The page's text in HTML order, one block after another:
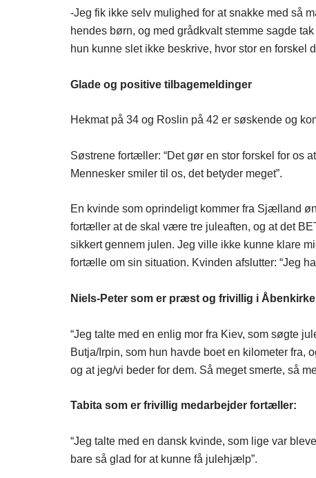
-Jeg fik ikke selv mulighed for at snakke med så
hendes børn, og med grådkvalt stemme sagde
hun kunne slet ikke beskrive, hvor stor en forskel
Glade og positive tilbagemeldinger
Hekmat på 34 og Roslin på 42 er søskende og
Søstrene fortæller: “Det gør en stor forskel for os
Mennesker smiler til os, det betyder meget”.
En kvinde som oprindeligt kommer fra Sjælland
fortæller at de skal være tre juleaften, og at det
sikkert gennem julen. Jeg ville ikke kunne klare
fortælle om sin situation. Kvinden afslutter: “Jeg
Niels-Peter som er præst og frivillig i
“Jeg talte med en enlig mor fra Kiev, som søgte
Butja/Irpin, som hun havde boet en kilometer fra,
og at jeg/vi beder for dem. Så meget smerte, så
Tabita som er frivillig medarbejder fortæller:
“Jeg talte med en dansk kvinde, som lige var
bare så glad for at kunne få julehjælp”.